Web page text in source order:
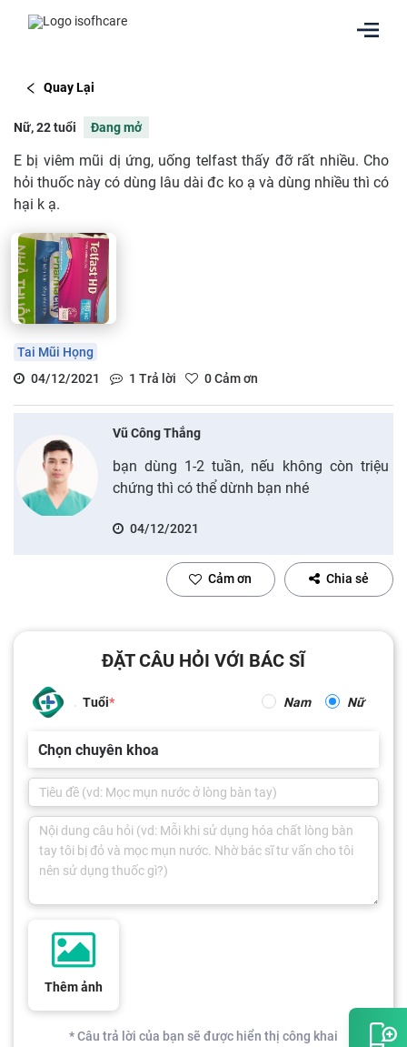
Quay Lại
Nữ, 22 tuổi Đang mở
E bị viêm mũi dị ứng, uống telfast thấy đỡ rất nhiều. Cho
hỏi thuốc này có dùng lâu dài đc ko ạ và dùng nhiều thì có
hại k ạ.
Tai Mũi Họng
04/12/2021
1 Trả lời 0Cảm ơn
Vũ Công Thắng
bạn dùng 1-2 tuần, nếu không còn triệu
chứng thì có thể dừnh bạn nhé
04/12/2021
Cảm ơn Chia sẻ
ĐẶT CÂU HỎI VỚI BÁC SĨ
Tuổi Nam Nữ
Chọn chuyên khoa
Thêm ảnh
* Câu trả lời của bạn sẽ được hiển thị công khai